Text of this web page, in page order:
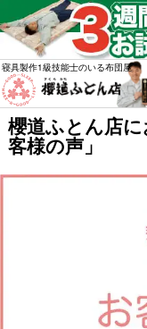
櫻道ふとん店
客様の声」
敷布団・
寝具製作1級技能士のいる布団屋